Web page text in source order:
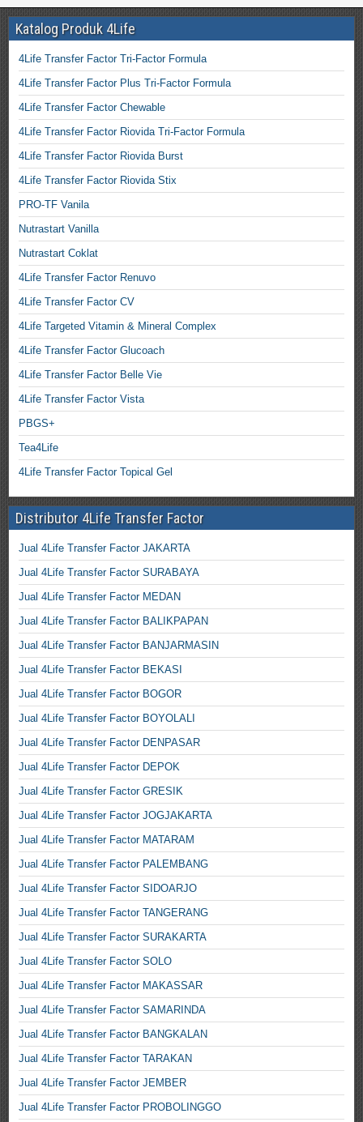
Katalog Produk 4Life
4Life Transfer Factor Tri-Factor Formula
4Life Transfer Factor Plus Tri-Factor Formula
4Life Transfer Factor Chewable
4Life Transfer Factor Riovida Tri-Factor Formula
4Life Transfer Factor Riovida Burst
4Life Transfer Factor Riovida Stix
PRO-TF Vanila
Nutrastart Vanilla
Nutrastart Coklat
4Life Transfer Factor Renuvo
4Life Transfer Factor CV
4Life Targeted Vitamin & Mineral Complex
4Life Transfer Factor Glucoach
4Life Transfer Factor Belle Vie
4Life Transfer Factor Vista
PBGS+
Tea4Life
4Life Transfer Factor Topical Gel
Distributor 4Life Transfer Factor
Jual 4Life Transfer Factor JAKARTA
Jual 4Life Transfer Factor SURABAYA
Jual 4Life Transfer Factor MEDAN
Jual 4Life Transfer Factor BALIKPAPAN
Jual 4Life Transfer Factor BANJARMASIN
Jual 4Life Transfer Factor BEKASI
Jual 4Life Transfer Factor BOGOR
Jual 4Life Transfer Factor BOYOLALI
Jual 4Life Transfer Factor DENPASAR
Jual 4Life Transfer Factor DEPOK
Jual 4Life Transfer Factor GRESIK
Jual 4Life Transfer Factor JOGJAKARTA
Jual 4Life Transfer Factor MATARAM
Jual 4Life Transfer Factor PALEMBANG
Jual 4Life Transfer Factor SIDOARJO
Jual 4Life Transfer Factor TANGERANG
Jual 4Life Transfer Factor SURAKARTA
Jual 4Life Transfer Factor SOLO
Jual 4Life Transfer Factor MAKASSAR
Jual 4Life Transfer Factor SAMARINDA
Jual 4Life Transfer Factor BANGKALAN
Jual 4Life Transfer Factor TARAKAN
Jual 4Life Transfer Factor JEMBER
Jual 4Life Transfer Factor PROBOLINGGO